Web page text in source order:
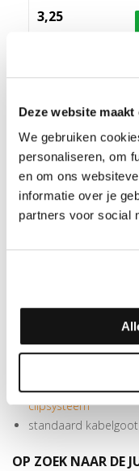
Deze website
We gebruiken
personaliseren, om
en om ons
informatie over je
partners voor social
3,25
RECHTE
MEER
Deze strak
lang. Meer dan
benodigde zwelruimte
kleuren folie
bevestigd met
PEFC/FSC
Beschermt de
clipsysteem
standaard kabelgoot
OP ZOEK NAAR DE